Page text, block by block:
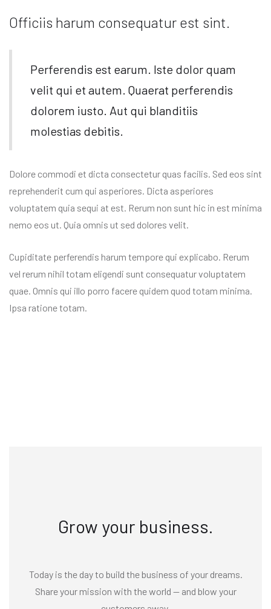
Officiis harum consequatur est sint.
Perferendis est earum. Iste dolor quam
velit qui et autem. Quaerat perferendis
dolorem iusto. Aut qui blanditiis
molestias debitis.
Dolore commodi et dicta consectetur quas facilis. Sed eos sint
reprehenderit cum qui asperiores. Dicta asperiores
voluptatem quia sequi at est. Rerum non sunt hic in est minima
nemo eos ut. Quia omnis ut sed dolores velit.
Cupiditate perferendis harum tempore qui explicabo. Rerum
vel rerum nihil totam eligendi sunt consequatur voluptatem
quae. Omnis qui illo porro facere quidem quod totam minima.
Ipsa ratione totam.
Grow your business.
Today is the day to build the business of your dreams.
Share your mission with the world — and blow your